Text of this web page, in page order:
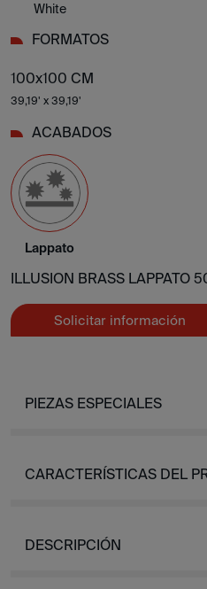
White
FORMATOS
100x100 CM
39,19' x 39,19'
ACABADOS
Lappato
ILLUSION BRASS LAPPATO
Solicitar información
PIEZAS ESPECIALES
CARACTERÍSTICAS DEL
DESCRIPCIÓN